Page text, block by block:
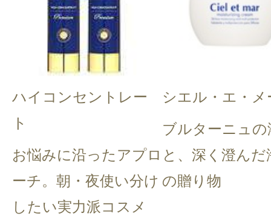
ハイコンセントレー
ト
お悩みに沿ったアプロ
ーチ。朝・夜使い分け
したい実力派コスメ
シエル・エ・メ
ブルターニュの
と、深く澄んだ
の贈り物